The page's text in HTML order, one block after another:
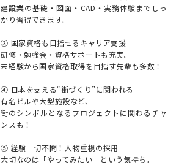
建設業の基礎・図面・CAD・実務体験までしっ
かり習得できます。
③ 国家資格も目指せるキャリア支援
研修・勉強会・資格サポートも充実。
未経験から国家資格取得を目指す先輩も多数！
④ 日本を支える“街づくり”に関われる
有名ビルや大型施設など、
街のシンボルとなるプロジェクトに関わるチャ
ンスも！
⑤ 経験一切不問！人物重視の採用
大切なのは「やってみたい」という気持ち。